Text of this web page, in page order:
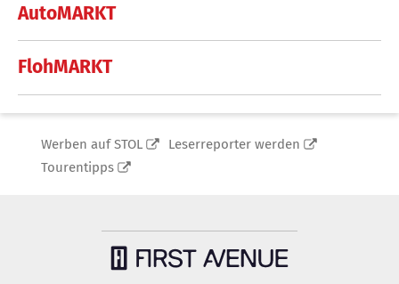
AutoMARKT
FlohMARKT
Werben auf STOL
Leserreporter werden
Tourentipps